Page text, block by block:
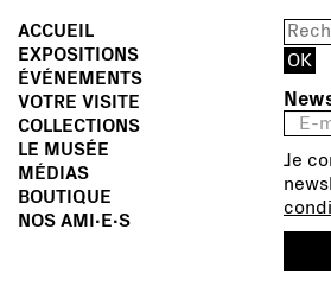
ACCUEIL
EXPOSITIONS
ÉVÉNEMENTS
VOTRE VISITE
COLLECTIONS
LE MUSÉE
MÉDIAS
BOUTIQUE
NOS AMI∙E∙S
Je